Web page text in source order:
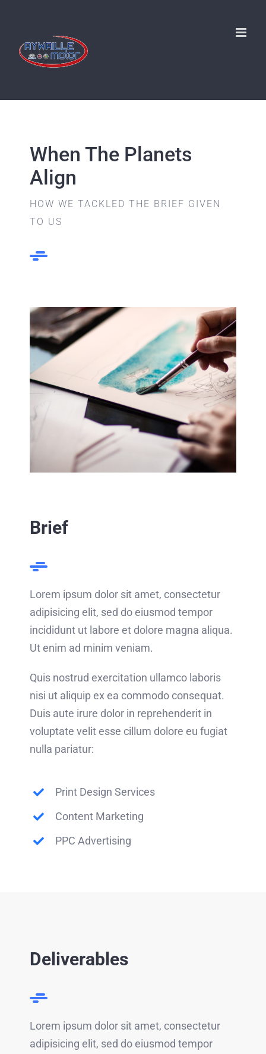
contenu
When The Planets
Align
HOW WE TACKLED THE BRIEF GIVEN
TO US
Brief
Lorem ipsum dolor sit amet, consectetur
adipisicing elit, sed do eiusmod tempor
incididunt ut labore et dolore magna aliqua.
Ut enim ad minim veniam.
Quis nostrud exercitation ullamco laboris
nisi ut aliquip ex ea commodo consequat.
Duis aute irure dolor in reprehenderit in
voluptate velit esse cillum dolore eu fugiat
nulla pariatur:
Print Design Services
Content Marketing
PPC Advertising
Deliverables
Lorem ipsum dolor sit amet, consectetur
adipisicing elit, sed do eiusmod tempor